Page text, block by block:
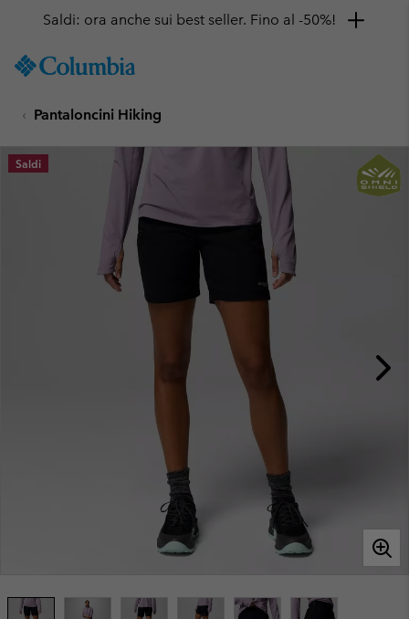
TO
SKIP
MAIN
NAV
Saldi: ora anche sui best seller. Fino al -50%!
Pantaloncini Hiking
Saldi